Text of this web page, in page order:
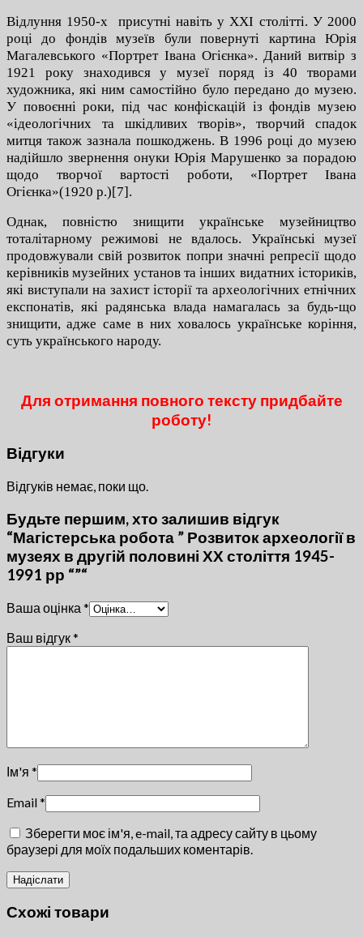
Відлуння 1950-х присутні навіть у ХХІ столітті. У 2000
році до фондів музеїв були повернуті картина Юрія
Магалевського «Портрет Івана Огієнка». Даний витвір з
1921 року знаходився у музеї поряд із 40 творами
художника, які ним самостійно було передано до музею.
У повоєнні роки, під час конфіскацій із фондів музею
«ідеологічних та шкідливих творів», творчий спадок
митця також зазнала пошкоджень. В 1996 році до музею
надійшло звернення онуки Юрія Марушенко за порадою
щодо творчої вартості роботи, «Портрет Івана
Огієнка»(1920 р.)[7].
Однак, повністю знищити українське музейництво
тоталітарному режимові не вдалось. Українські музеї
продовжували свій розвиток попри значні репресії щодо
керівників музейних установ та інших видатних істориків,
які виступали на захист історії та археологічних етнічних
експонатів, які радянська влада намагалась за будь-що
знищити, адже саме в них ховалось українське коріння,
суть українського народу.
Для отримання повного тексту придбайте
роботу!
Відгуки
Відгуків немає, поки що.
Будьте першим, хто залишив відгук
“Магістерська робота ” Розвиток археології в
музеях в другій половині ХХ століття 1945-
1991 рр “”“
Ваша оцінка *
Ваш відгук*
Ім'я *
Email*
Зберегти моє ім'я, e-mail, та адресу сайту в цьому
браузері для моїх подальших коментарів.
Схожі товари